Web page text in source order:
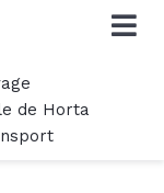
de Horta